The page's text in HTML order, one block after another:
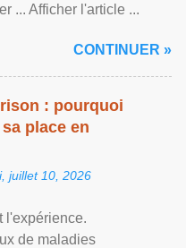
... Afficher l'article ...
CONTINUER »
: pourquoi
place en
juillet 10, 2026
l'expérience.
de maladies